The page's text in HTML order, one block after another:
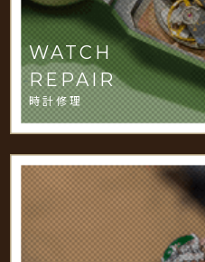
WATCH
REPAIR
時計修理